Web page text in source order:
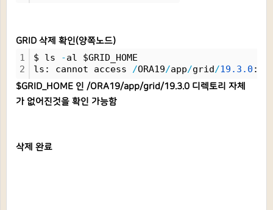
GRID 삭제 확인(양쪽노드)
1
2
$ ls -al $GRID_HOME
ls: cannot access /ORA19/app/grid/19. 3. 0 :
$GRID_HOME 인 /ORA19/app/grid/19.3.0 디렉토리 자체
가 없어진것을 확인 가능함
삭제 완료